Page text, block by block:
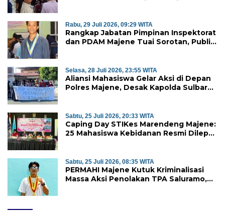
Rabu, 29 Juli 2026, 09:29 WITA
Rangkap Jabatan Pimpinan Inspektorat
dan PDAM Majene Tuai Sorotan, Publik
Selasa, 28 Juli 2026, 23:55 WITA
Aliansi Mahasiswa Gelar Aksi di Depan
Polres Majene, Desak Kapolda Sulbar
Sabtu, 25 Juli 2026, 20:33 WITA
Caping Day STIKes Marendeng Majene:
25 Mahasiswa Kebidanan Resmi Dilepas
Sabtu, 25 Juli 2026, 08:35 WITA
PERMAHI Majene Kutuk Kriminalisasi
Massa Aksi Penolakan TPA Saluramo,